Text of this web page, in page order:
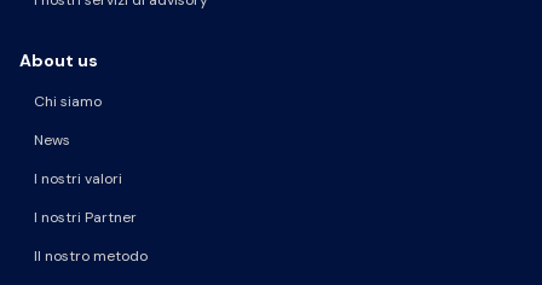
About us
Chi siamo
News
I nostri valori
I nostri Partner
Il nostro metodo